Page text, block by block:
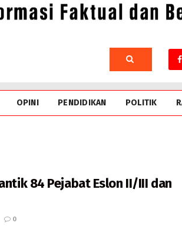
OPINI PENDIDIKAN POLITIK
84 Pejabat Eslon II/III dan
0